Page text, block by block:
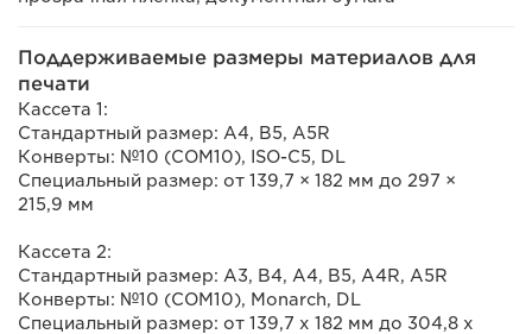
Поддерживаемые размеры материалов для
печати
Кассета 1:
Стандартный размер: A4, B5, A5R
Конверты: №10 (COM10), ISO-C5, DL
Специальный размер: от 139,7 × 182 мм до 297 ×
215,9 мм
Кассета 2:
Стандартный размер: A3, B4, A4, B5, A4R, A5R
Конверты: №10 (COM10), Monarch, DL
Специальный размер: от 139,7 x 182 мм до 304,8 x